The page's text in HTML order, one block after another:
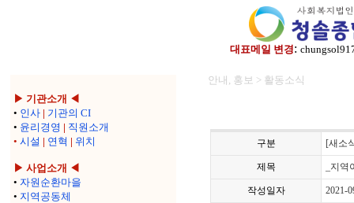
대표메일 변경:
▶ 기관소개 ◀
• 인사 | 기관의 CI
• 윤리경영 | 직원소개
• 시설 | 연혁 | 위치
▶ 사업소개 ◀
• 자원순환마을
• 지역공동체
안내, 홍보 > 활동소식
구분 [새소
제목 _지
작성일자 2021-